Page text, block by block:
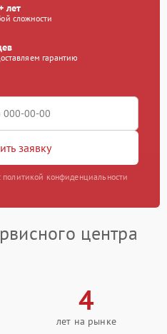
лет
сложности
гарантию
заявку
политикой конфиденциальности
центра
4
лет на рынке